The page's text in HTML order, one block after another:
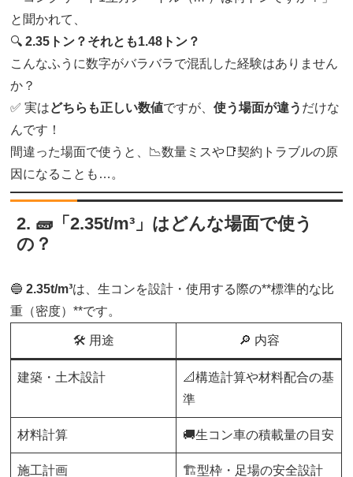
と聞かれて、
🔍2.35トン？それとも1.48トン？
こんなふうに数字がバラバラで混乱した経験はありません
か？
✅ 実はどちらも正しい数値ですが、使う場面が違う だけな
んです！
間違った場面で使うと、📉数量ミスや📑契約トラブルの原
因になることも…。
2. 🧱「2.35t/m³」はどんな場面で使う
の？
🔵2.35t/m³は、生コンを設計・使用する際の**標準的な比
重（密度）**です。
🛠️ 用途 🔎 内容
建築・土木設計
📐構造計算や材料配合の基
準
材料計算 🚚生コン車の積載量の目安
施工計画
🏗️型枠・足場の安全設計